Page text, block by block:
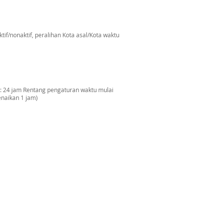
nonaktif, peralihan Kota asal/Kota waktu
jam Rentang pengaturan waktu mulai
1 jam)